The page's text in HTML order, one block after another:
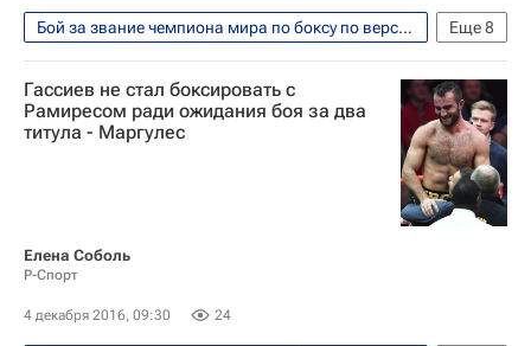
Еще8
Бой за звание чемпиона мира по боксу по версиям WBA и IBF между россиянами Денисом Лебедевым и Муратом Гассиевым прошел 3 декабря 2016
Единоборства
Спорт
Футбол
Локомотив (Москва)
ПФК ЦСКА
Денис Лебедев
Гассиев не стал боксировать с
Рамиресом ради ожидания боя за два
титула - Маргулес
Елена Соболь
Р-Спорт
4 декабря 2016, 09:30 24